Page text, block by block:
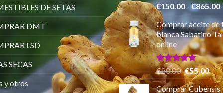
DE SETAS
DMT
LSD
SECAS
y otros
Valorado
con5.00
de 5
€150.00 -€865.00
Comprar aceite de
blanca Sabatino
online
Valorado
con5.00
de 5
€80.00 El
precio
original
€55.00El
Comprar Cubensis